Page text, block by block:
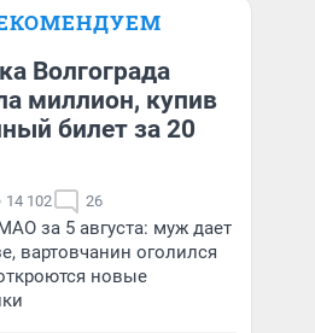
Волгограда
миллион, купив
билет за 20
14 102 26
за 5 августа: муж дает
вартовчанин оголился
новые